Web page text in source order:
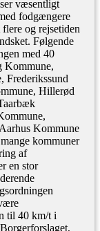
væsentligt
fodgængere
og rejsetiden
Følgende
med 40
Kommune,
Frederikssund
Hillerød
Kommune
kommuner
af
en stor
til 40 km/t i